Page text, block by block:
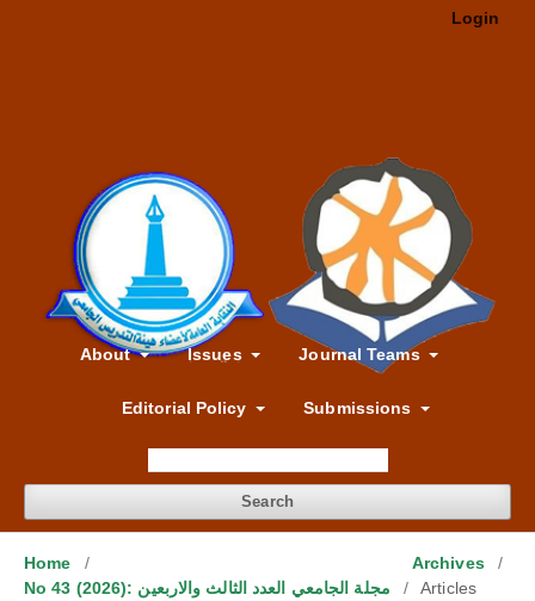
About Issues Journal Teams
Editorial Policy Submissions
Search
Login
Home / Archives
/
No 43 (2026): مجلة الجامعي العدد الثالث والاربعين
/ Articles